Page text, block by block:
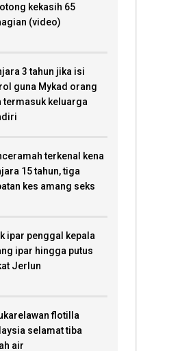
kekasih 65
(video)
3 tahun jika isi
guna Mykad orang
termasuk keluarga
terkenal kena
15 tahun, tiga
kes amang seks
ipar penggal kepala
ipar hingga putus
Jerlun
flotilla
selamat tiba
air